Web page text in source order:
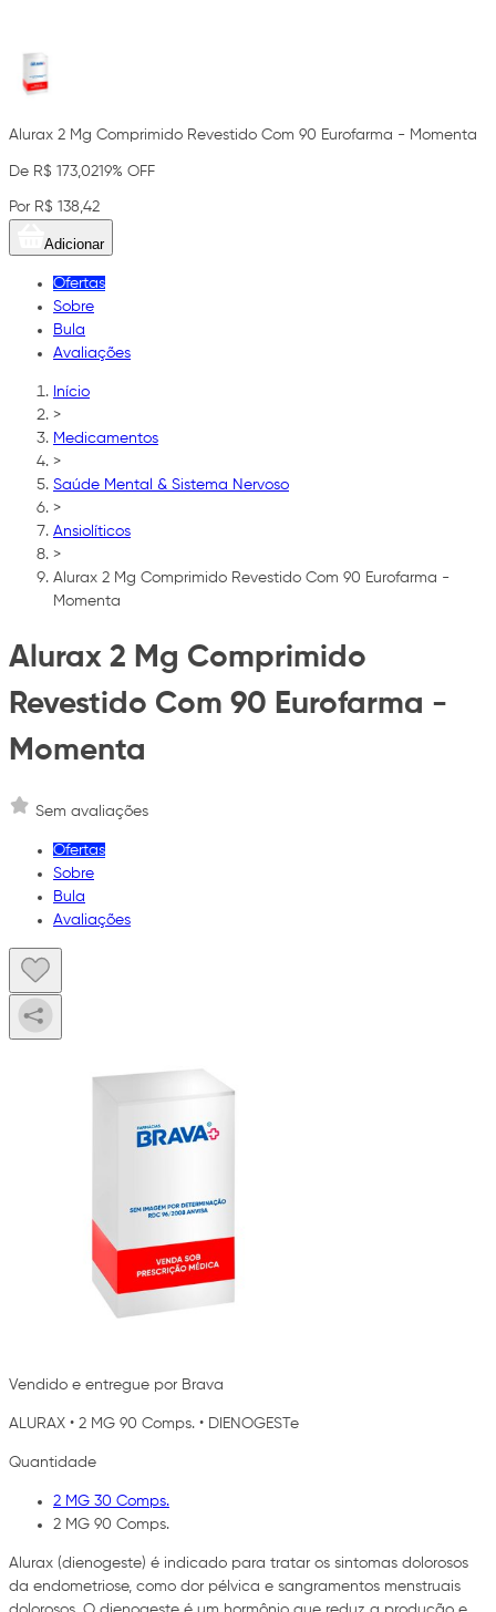
Alurax 2 Mg Comprimido Revestido Com 90 Eurofarma - Momenta
De R$ 173,0219% OFF
Por R$ 138,42
Adicionar
Ofertas
Sobre
Bula
Avaliações
Início
>
Medicamentos
>
Saúde Mental & Sistema Nervoso
>
Ansiolíticos
>
Alurax 2 Mg Comprimido Revestido Com 90 Eurofarma -
Momenta
Alurax 2 Mg Comprimido
Revestido Com 90 Eurofarma -
Momenta
Sem avaliações
Ofertas
Sobre
Bula
Avaliações
Vendido e entregue por Brava
ALURAX • 2 MG 90 Comps. • DIENOGESTe
Quantidade
2 MG 30 Comps.
2 MG 90 Comps.
Alurax (dienogeste) é indicado para tratar os sintomas dolorosos
da endometriose, como dor pélvica e sangramentos menstruais